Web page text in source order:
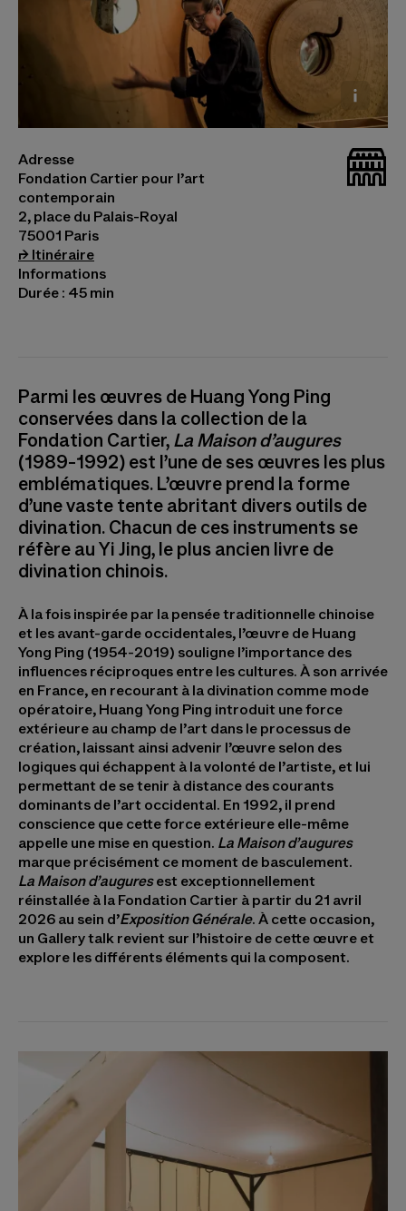
septembre 2014 © Olivier Ouadah
_bat
Adresse
Fondation Cartier pour l’art
contemporain
2, place du Palais-Royal
75001 Paris
⮣ Itinéraire(s’ouvre dans un nouvel onglet)
Informations
Durée : 45 min
Parmi les œuvres de Huang Yong Ping
conservées dans la collection de la
Fondation Cartier, La Maison d’augures
(1989-1992) est l’une de ses œuvres les plus
emblématiques. L’œuvre prend la forme
d’une vaste tente abritant divers outils de
divination. Chacun de ces instruments se
réfère au Yi Jing, le plus ancien livre de
divination chinois.
À la fois inspirée par la pensée traditionnelle chinoise
et les avant-garde occidentales, l’œuvre de Huang
Yong Ping (1954-2019) souligne l’importance des
influences réciproques entre les cultures. À son arrivée
en France, en recourant à la divination comme mode
opératoire, Huang Yong Ping introduit une force
extérieure au champ de l’art dans le processus de
création, laissant ainsi advenir l’œuvre selon des
logiques qui échappent à la volonté de l’artiste, et lui
permettant de se tenir à distance des courants
dominants de l’art occidental. En 1992, il prend
conscience que cette force extérieure elle-même
appelle une mise en question. La Maison d’augures
marque précisément ce moment de basculement.
La Maison d’auguresest exceptionnellement
réinstallée à la Fondation Cartier à partir du 21 avril
2026 au sein d’Exposition Générale. À cette occasion,
un Gallery talk revient sur l’histoire de cette œuvre et
explore les différents éléments qui la composent.